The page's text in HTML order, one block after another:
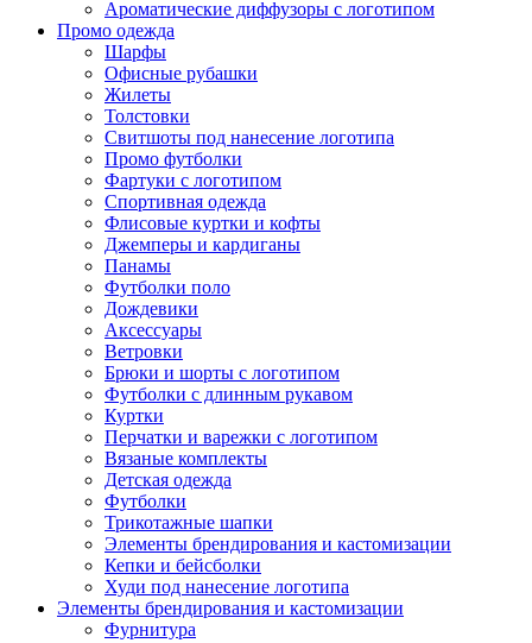
Ароматические диффузоры с логотипом
Промо одежда
Шарфы
Офисные рубашки
Жилеты
Толстовки
Свитшоты под нанесение логотипа
Промо футболки
Фартуки с логотипом
Спортивная одежда
Флисовые куртки и кофты
Джемперы и кардиганы
Панамы
Футболки поло
Дождевики
Аксессуары
Ветровки
Брюки и шорты с логотипом
Футболки с длинным рукавом
Куртки
Перчатки и варежки с логотипом
Вязаные комплекты
Детская одежда
Футболки
Трикотажные шапки
Элементы брендирования и кастомизации
Кепки и бейсболки
Худи под нанесение логотипа
Элементы брендирования и кастомизации
Фурнитура